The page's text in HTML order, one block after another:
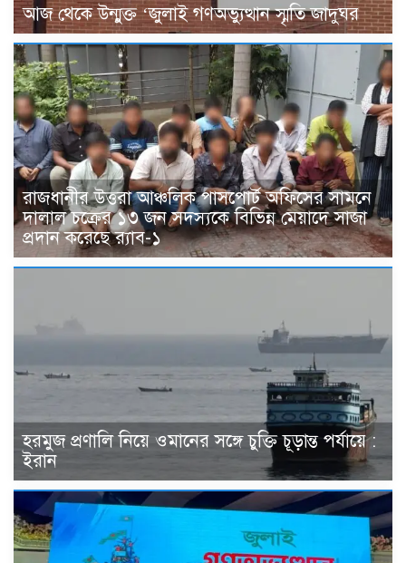
আজ থেকে উন্মুক্ত ‘জুলাই গণঅভ্যুত্থান স্মৃতি জাদুঘর
রাজধানীর উত্তরা আঞ্চলিক পাসপোর্ট অফিসের সামনে
দালাল চক্রের ১৩ জন সদস্যকে বিভিন্ন মেয়াদে সাজা
প্রদান করেছে র‌্যাব-১
হরমুজ প্রণালি নিয়ে ওমানের সঙ্গে চুক্তি চূড়ান্ত পর্যায়ে :
ইরান